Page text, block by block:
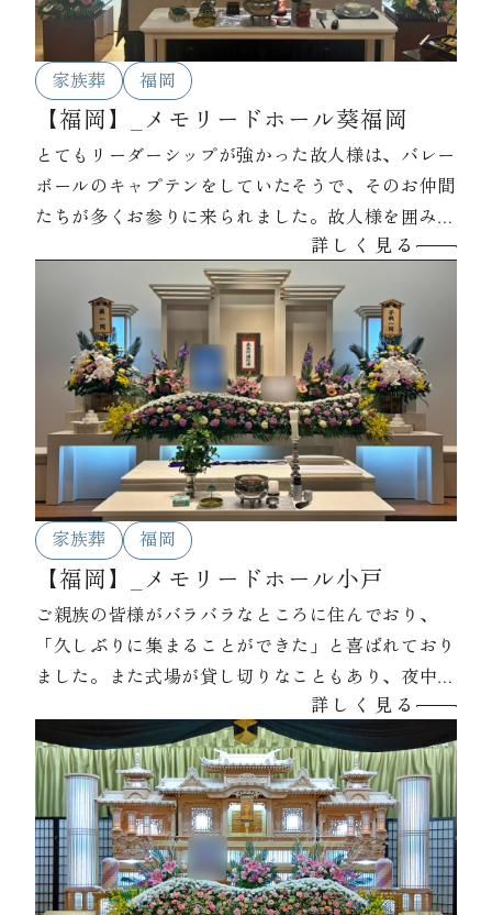
家族葬 福岡
【福岡】_メモリードホール葵福岡
とてもリーダーシップが強かった故人様は、バレー
ボールのキャプテンをしていたそうで、そのお仲間
たちが多くお参りに来られました。故人様を囲みな
がら、その当時の思い出話をされていました。お棺
には皆様からのお手紙や生前大好きだった塗り絵を
いれ、最期のひと時を過ごされていました。
詳しく見る
家族葬 福岡
【福岡】_メモリードホール小戸
ご親族の皆様がバラバラなところに住んでおり、
「久しぶりに集まることができた」と喜ばれており
ました。また式場が貸し切りなこともあり、夜中ま
でお話されたそうです。故人様が生前、「親族みん
な仲良くいること」と言われていたとのことで、そ
れを今回の葬儀で実感できたと喪主様が言っておら
れました。
詳しく見る